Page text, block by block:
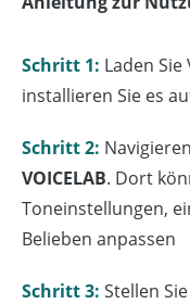
Schritt 1: Laden
installieren Sie es
Schritt 2:
VOICELAB. Dort
Toneinstellungen,
Belieben anpassen
Schritt 3: Stellen